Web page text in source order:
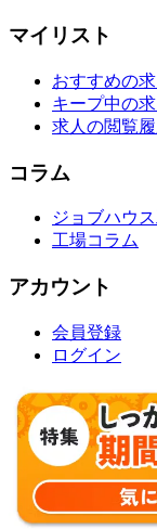
マイリスト
おすすめの求
キープ中の求
求人の閲覧
コラム
ジョブハウ
工場コラム
アカウント
会員登録
ログイン